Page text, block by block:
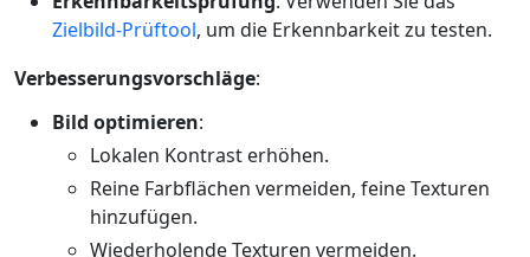
Zielbild-Prüftool, um die Erkennbarkeit zu testen.
Verbesserungsvorschläge:
Bild optimieren:
Lokalen Kontrast erhöhen.
Reine Farbflächen vermeiden, feine Texturen
hinzufügen.
Wiederholende Texturen vermeiden.